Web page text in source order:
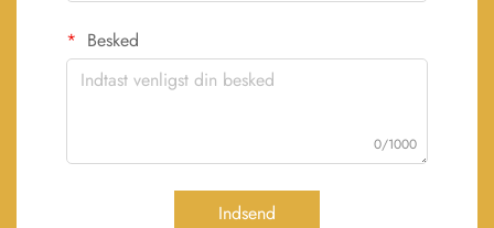
Besked
0/1000
Indsend